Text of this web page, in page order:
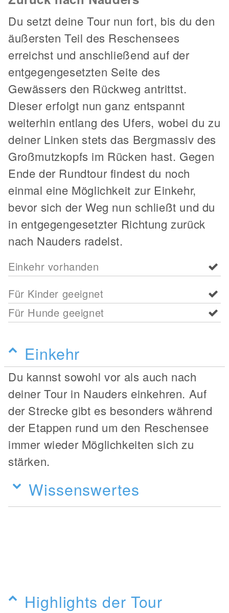
Du setzt deine Tour nun fort, bis du den
äußersten Teil des Reschensees
erreichst und anschließend auf der
entgegengesetzten Seite des
Gewässers den Rückweg antrittst.
Dieser erfolgt nun ganz entspannt
weiterhin entlang des Ufers, wobei du zu
deiner Linken stets das Bergmassiv des
Großmutzkopfs im Rücken hast. Gegen
Ende der Rundtour findest du noch
einmal eine Möglichkeit zur Einkehr,
bevor sich der Weg nun schließt und du
in entgegengesetzter Richtung zurück
nach Nauders radelst.
Einkehr vorhanden
Für Kinder geeignet
Für Hunde geeignet
Einkehr
Du kannst sowohl vor als auch nach
deiner Tour in Nauders einkehren. Auf
der Strecke gibt es besonders während
der Etappen rund um den Reschensee
immer wieder Möglichkeiten sich zu
stärken.
Wissenswertes
Highlights der Tour